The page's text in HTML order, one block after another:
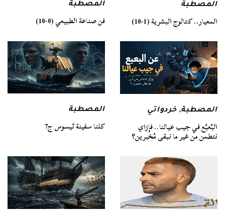
المصطبة
المعيار.. كتالوج البشرية (1-10)
المصطبة
فن صناعة الطبيعي (0-10)
المصطبة,خردواتي
البُعبُع في جيب عيالنا.. فإزاي
نتطمن من غير ما نبقى مُخبرين؟
المصطبة
كلنا سفينة ثيسوس ج7